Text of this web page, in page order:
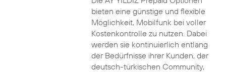
bieten eine günstige und flexible
Möglichkeit, Mobilfunk bei voller
Kostenkontrolle zu nutzen. Dabei
werden sie kontinuierlich entlang
der Bedürfnisse ihrer Kunden, der
deutsch-türkischen Community,